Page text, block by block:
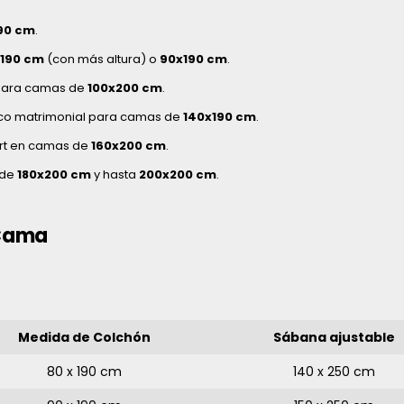
cm.
cm (con más altura) o 90x190 cm.
camas de 100x200 cm.
matrimonial para camas de 140x190 cm.
en camas de 160x200 cm.
180x200 cmy hasta 200x200 cm.
Medida de Colchón
Sábana ajustable
80 x 190 cm
140 x 250 cm